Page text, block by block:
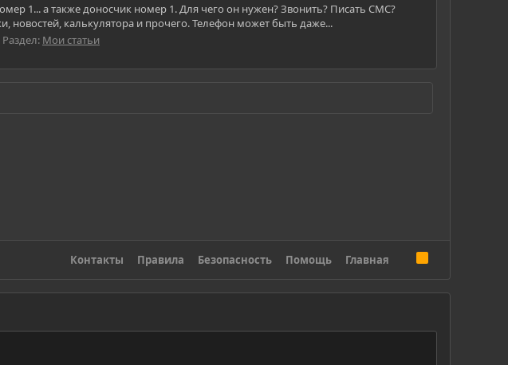
1... а также доносчик номер 1. Для чего он нужен? Звонить? Писать СМС?
калькулятора и прочего. Телефон может быть даже...
Раздел: Мои статьи
Контакты Правила Безопасность Помощь Главная
S